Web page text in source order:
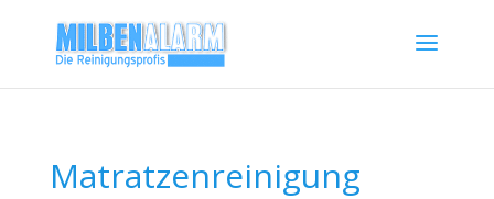
Matratzenreinigung